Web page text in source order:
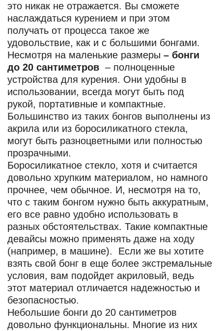
это никак не отражается. Вы сможете
наслаждаться курением и при этом
получать от процесса такое же
удовольствие, как и с большими бонгами.
Несмотря на маленькие размеры – бонги
до 20 сантиметров – полноценные
устройства для курения. Они удобны в
использовании, всегда могут быть под
рукой, портативные и компактные.
Большинство из таких бонгов выполнены из
акрила или из боросиликатного стекла,
могут быть разноцветными или полностью
прозрачными.
Боросиликатное стекло, хотя и считается
довольно хрупким материалом, но намного
прочнее, чем обычное. И, несмотря на то,
что с таким бонгом нужно быть аккуратным,
его все равно удобно использовать в
разных обстоятельствах. Такие компактные
девайсы можно применять даже на ходу
(например, в машине). Если же вы хотите
взять свой бонг в еще более экстремальные
условия, вам подойдет акриловый, ведь
этот материал отличается надежностью и
безопасностью.
Небольшие бонги до 20 сантиметров
довольно функциональны. Многие из них